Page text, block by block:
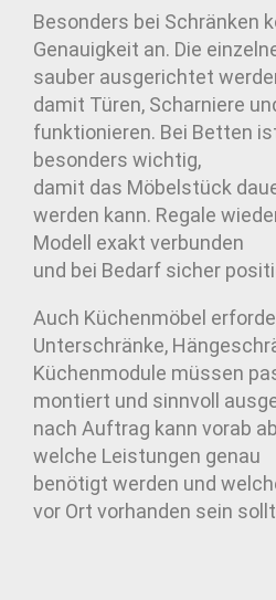
Besonders bei Schränken
Genauigkeit an. Die
sauber ausgerichtet
damit Türen, Scharniere
funktionieren. Bei Betten
besonders wichtig,
damit das Möbelstück
werden kann. Regale
Modell exakt verbunden
und bei Bedarf sicher
Auch Küchenmöbel
Unterschränke,
Küchenmodule müssen
montiert und sinnvoll
nach Auftrag kann vorab
welche Leistungen genau
benötigt werden und
vor Ort vorhanden sein